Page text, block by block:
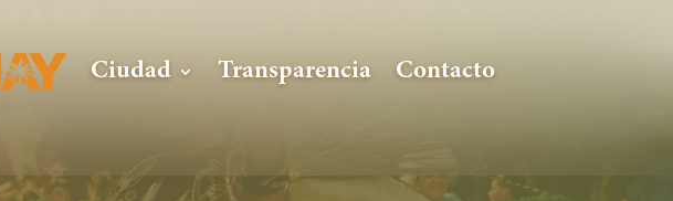
Ciudad Transparencia Contacto